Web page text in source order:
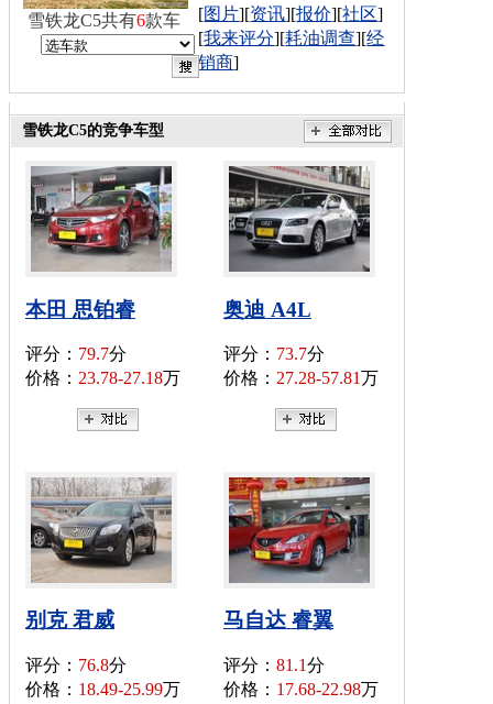
[图片][资讯][报价][社区]
[我来评分][耗油调查][经
销商]
雪铁龙C5共有6款车
雪铁龙C5的竞争车型
本田 思铂睿
评分： 79.7分
价格： 23.78-27.18万
奥迪 A4L
评分： 73.7分
价格： 27.28-57.81万
别克 君威
评分： 76.8分
价格： 18.49-25.99万
马自达 睿翼
评分： 81.1分
价格： 17.68-22.98万